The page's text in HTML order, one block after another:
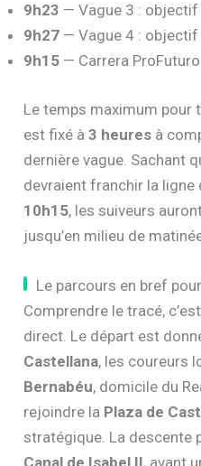
9h23 — Vague 3 : objectif
9h27 — Vague 4 :
9h15 — Carrera
Le temps maximum pour
est fixé à3 heures à
dernière vague. Sachant
devraient franchir la ligne
10h15, les suiveurs
jusqu’en milieu de
Le parcours en bref
Comprendre le tracé,
direct. Le départ est
Castellana, les coureurs
Bernabéu, domicile du
rejoindre la Plaza de
stratégique. La descente
Canal de Isabel II, avant